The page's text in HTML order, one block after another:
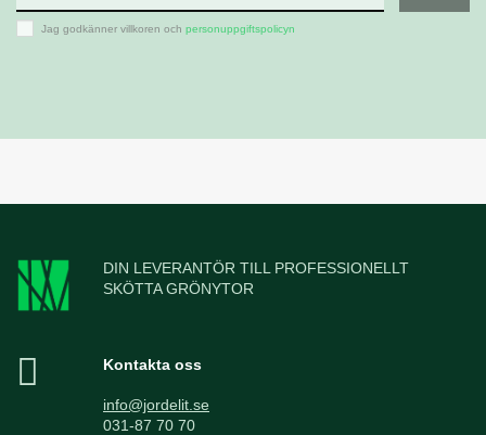
Jag godkänner villkoren och personuppgiftspolicyn
DIN LEVERANTÖR TILL PROFESSIONELLT
SKÖTTA GRÖNYTOR
Kontakta oss
info@jordelit.se
031-87 70 70